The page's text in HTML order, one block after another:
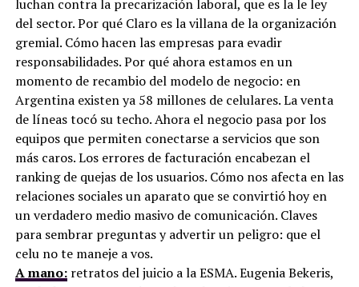
luchan contra la precarización laboral, que es la le ley
del sector. Por qué Claro es la villana de la organización
gremial. Cómo hacen las empresas para evadir
responsabilidades. Por qué ahora estamos en un
momento de recambio del modelo de negocio: en
Argentina existen ya 58 millones de celulares. La venta
de líneas tocó su techo. Ahora el negocio pasa por los
equipos que permiten conectarse a servicios que son
más caros. Los errores de facturación encabezan el
ranking de quejas de los usuarios. Cómo nos afecta en las
relaciones sociales un aparato que se convirtió hoy en
un verdadero medio masivo de comunicación. Claves
para sembrar preguntas y advertir un peligro: que el
celu no te maneje a vos.
A mano:retratos del juicio a la ESMA. Eugenia Bekeris,